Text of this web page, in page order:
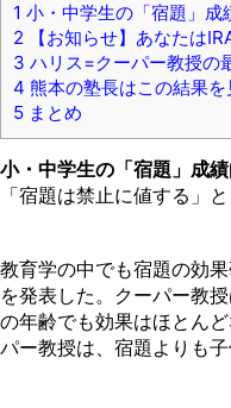
1 小・中学生の「宿題」成
2 【お知らせ】あなたは
3 ハリス=クーパー教授の
4 熊本の塾長はこの結果を
5 まとめ
小・中学生の「宿題」成
「宿題は禁止に値する」
教育学の中でも宿題の効
を発表した。クーパー教
の年齢でも効果はほとん
パー教授は、宿題よりも